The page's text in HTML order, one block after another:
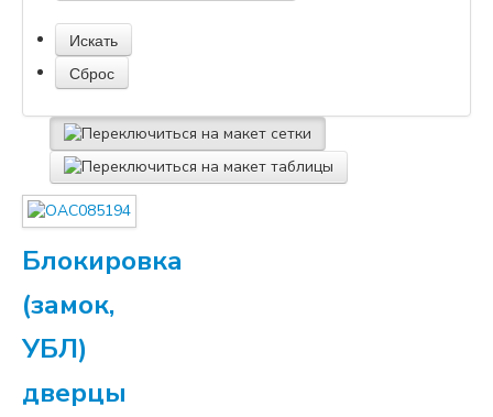
Блокировка
(замок,
УБЛ)
дверцы